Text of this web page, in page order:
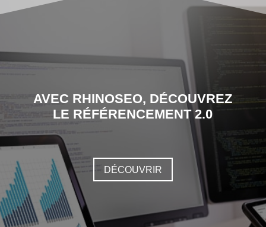
AVEC RHINOSEO, DÉCOUVREZ
LE RÉFÉRENCEMENT 2.0
DÉCOUVRIR